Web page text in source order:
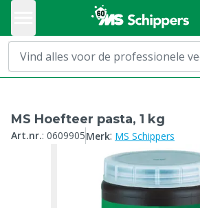
MS Hoefteer pasta, 1 kg
Art.nr.: 0609905Merk: MS Schippers